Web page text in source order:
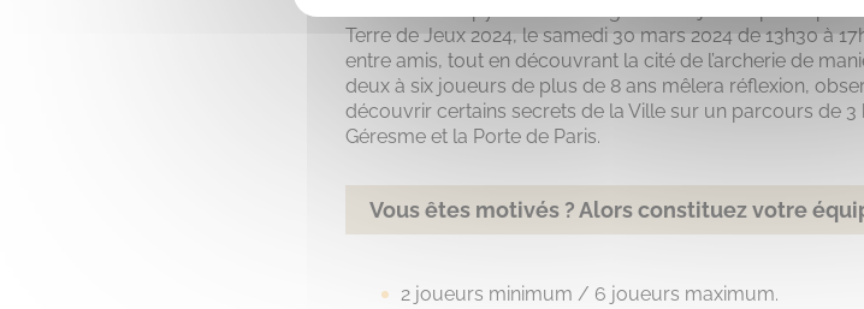
Terre de Jeux 2024, le samedi 30 mars 2024 de 13h30 à
entre amis, tout en découvrant la cité de l’archerie de
deux à six joueurs de plus de 8 ans mêlera réflexion,
découvrir certains secrets de la Ville sur un parcours de
Géresme et la Porte de Paris.
Vous êtes motivés ? Alors constituez votre
2 joueurs minimum / 6 joueurs maximum.